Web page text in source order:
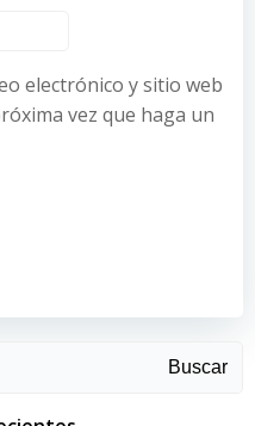
electrónico y sitio web
vez que haga un
Buscar